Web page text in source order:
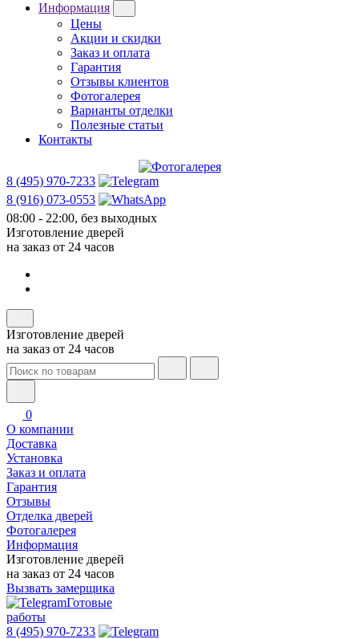
Информация
Цены
Акции и скидки
Заказ и оплата
Гарантия
Отзывы клиентов
Фотогалерея
Варианты отделки
Полезные статьи
Контакты
8 (495) 970-7233
8 (916) 073-0553
08:00 - 22:00, без выходных
Изготовление дверей
на заказ от 24 часов
Изготовление дверей
на заказ от 24 часов
0
О компании
Доставка
Установка
Заказ и оплата
Гарантия
Отзывы
Отделка дверей
Фотогалерея
Информация
Изготовление дверей
на заказ от 24 часов
Вызвать замерщика
Готовые
работы
8 (495) 970-7233